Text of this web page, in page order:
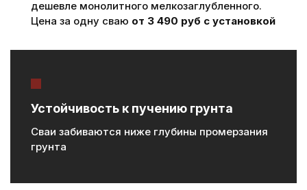
дешевле монолитного мелкозаглубленного.
Цена за одну сваю от 3 490 руб с установкой
Устойчивость к пучению грунта
Сваи забиваются ниже глубины промерзания
грунта